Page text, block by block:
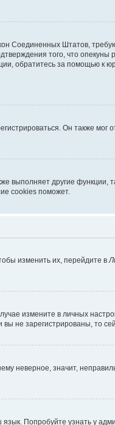
Соединенных Штатов,
того, что
обратитесь за помощью к
Он также мог
другие функции,
cookies поможет.
изменить их, перейдите в
измените в личных
не зарегистрированы, то
неверное, значит,
Попробуйте узнать у